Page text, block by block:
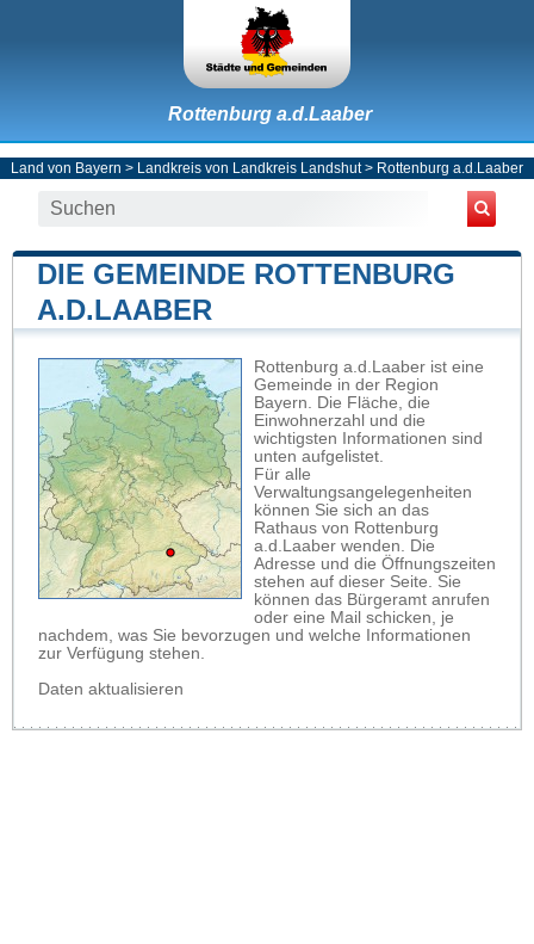
Rottenburg a.d.Laaber
Land von Bayern > Landkreis von Landkreis Landshut> Rottenburg a.d.Laaber
DIE GEMEINDE ROTTENBURG
A.D.LAABER
Rottenburg a.d.Laaber ist eine
Gemeinde in der Region
Bayern. Die Fläche, die
Einwohnerzahl und die
wichtigsten Informationen sind
unten aufgelistet.
Für alle
Verwaltungsangelegenheiten
können Sie sich an das
Rathaus von Rottenburg
a.d.Laaber wenden. Die
Adresse und die Öffnungszeiten
stehen auf dieser Seite. Sie
können das Bürgeramt anrufen
oder eine Mail schicken, je
nachdem, was Sie bevorzugen und welche Informationen
zur Verfügung stehen.
Daten aktualisieren